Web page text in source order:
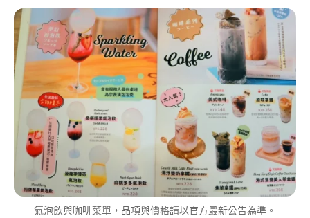
氣泡飲與咖啡菜單，品項與價格請以官方最新公告為準。